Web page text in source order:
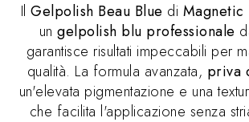
Il Gelpolish Beau Blue di
ungelpolish blu professionale
garantisce risultati impeccabili per
qualità. La formula avanzata, priva
un'elevata pigmentazione e una
che facilita l'applicazione senza